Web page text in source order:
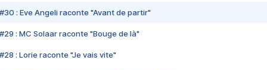
#30 : Eve Angeli raconte "Avant de partir"
#29 : MC Solaar raconte "Bouge de là"
#28 : Lorie raconte "Je vais vite"